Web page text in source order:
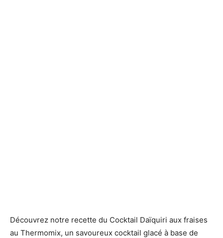
Découvrez notre recette du Cocktail Daïquiri aux fraises
au Thermomix, un savoureux cocktail glacé à base de